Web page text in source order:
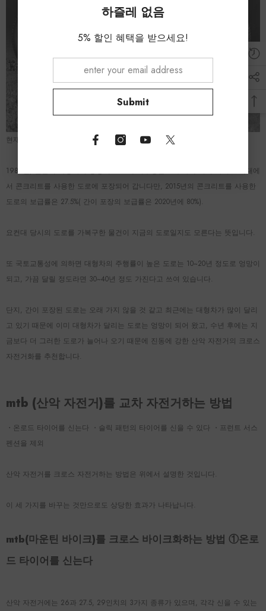
현재의 도로 사정으로부터 산악 자전거의 크로스 자전거화는 추천입니다.
1988년, 일본에 자동차가 등장해 도로에 내구성을 요구하게 되어 다이쇼 시대에
서 콘크리트를 사용한 도로에 포장되어 갑니다만, 2015년의 콘크리트를 사용한
도로의 보급률은 27.5%( 간이 포장의 보급률은 2020년에 80%).
요컨대 당시의 도로를 가복구한 물건이 지금의 도로일지도 모른다는 뜻입니다.
또 국토교통성에 의하면 대형차의 주행률이 높은 도로는 10~20년 정도로 엉망이
되고, 가끔 달릴 정도라면 30~40년 정도 가진다고 쓰여 있습니다.
단지, 간이 포장된 도로는 오래 가지 않을 것 같고 최근에는 대형차가 많이 달리
고 있기 때문에 이미 대형차가 달리는 도로는 엉망이 되어 왔고, 수년 후에는 지
금보다 더 그러한 도로가 늘어나 오기 때문에 진동에 강한 산악 자전거의 크로스
자전거화를 추천합니다.
mtb (산악 자전거)를 교차 자전거하는 방법
・온로드 타이어를 신는다 ・슬릭 패턴의 타이어를 신을 수 있다 ・프런트 서스
펜션을 제외
산악 자전거를 크로스 자전거하는 방법은 위에서 설명한 것입니다.
이 세 가지를 바꾸는 것만으로도 상당한 효과가 나타납니다.
mtb(마운틴 바이크)를 크로스 바이크화하는 방법 ①온로
드 타이어를 신는다
산악 자전거에는 26과 27.5, 29인치의 3가지 종류가 있으며, 각각 신을 수 있는
하즐레 없음
5% 할인 혜택을 받으세요!
Submit